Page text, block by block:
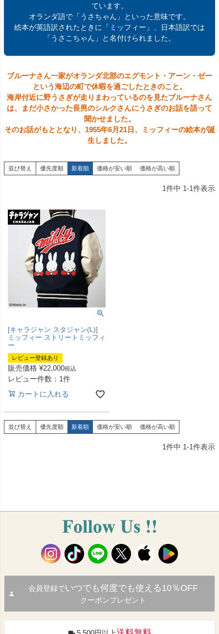
ています。
オランダ語で「うさちゃん」といった意味です。
絵本が英語訳されたときに「ミッフィー」、日本語訳では
「うさこちゃん」と名付けられました。
ブルーナさん一家がオランダ北部のエグモント・アーン・ゼー
という海辺の町で休暇を過ごしたときのこと。
海岸付近に野うさぎが走りまわっているのを見たブルーナさん
は、まだ小さかった長男のシルクさんにうさぎのお話を語って
聞かせました。
そのお話がもととなり、1955年6月21日、ミッフィーの絵本が誕
生しました。
並び替え 優先度順 新着順 価格が安い順 価格が高い順
1件中 1-1件表示
[キャラジャン スタジャン(L)]
ミッフィー ストリートミッフィ
ー
レビュー登録あり
販売価格 ¥22,000税込
レビュー件数：1件
カートに入れる
並び替え 優先度順 新着順 価格が安い順 価格が高い順
1件中 1-1件表示
会員登録でいつでも何度でも使える10％OFF
クーポンプレゼント